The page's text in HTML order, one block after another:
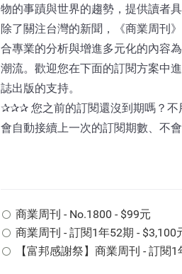
物的事蹟與世界的趨勢，提供讀者
除了關注台灣的新聞，《商業周刊
合專業的分析與增進多元化的內容
潮流。歡迎您在下面的訂閱方案中
誌出版的支持。
✰✰✰ 您之前的訂閱還沒到期嗎？不
會自動接續上一次的訂閱期數、不會
商業周刊 - No.1800 - $99元
商業周刊 - 訂閱1年52期 - $3,100
【富邦感謝祭】商業周刊 - 訂閱